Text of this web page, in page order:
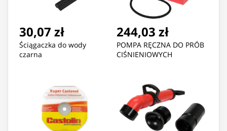
30,07 zł
Ściągaczka do wody
czarna
244,03 zł
POMPA RĘCZNA DO PRÓB
CIŚNIENIOWYCH